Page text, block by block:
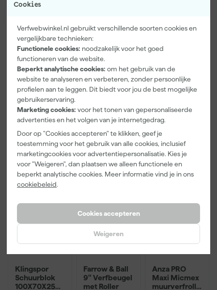
Cookies
Verfwebwinkel.nl gebruikt verschillende soorten cookies en
vergelijkbare technieken:
Functionele cookies: noodzakelijk voor het goed
functioneren van de website.
Beperkt analytische cookies: om het gebruik van de
website te analyseren en verbeteren, zonder persoonlijke
profielen aan te leggen. Dit biedt voor jou de best mogelijke
gebruikerservaring.
Marketing cookies: voor het tonen van gepersonaliseerde
advertenties en het volgen van je internetgedrag.
Door op "Cookies accepteren" te klikken, geef je
toestemming voor het gebruik van alle cookies, inclusief
marketingcookies voor advertentiepersonalisatie. Kies je
voor "Weigeren", dan plaatsen we alleen functionele en
beperkt analytische cookies. Meer informatie vind je in ons
cookiebeleid.
Cookies accepteren
Weigeren
Kip Tape
3307-24
Smooth-Tec
Afplaktape
Buitengebruik
- 24mm x
50m
Morgen
bezorgd
5,28
incl. BTW
Farrow & Ball
F&B
Kleurenwaaie
r
Morgen
22,00
incl. BTW
And Go
12cm Roller -
0,5L + 5
Morgen
3,99
incl. BTW
Klingspor
Schuurblok
100X70X25m
Farrow & Ball
9" Verfbeugel
met Roller
Anza PRO
Maxi Micmex
muurverfrolle